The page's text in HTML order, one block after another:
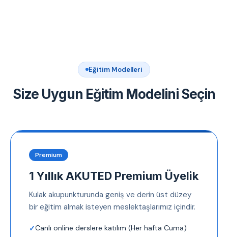
Eğitim Modelleri
Size Uygun Eğitim Modelini Seçin
Premium
1 Yıllık AKUTED Premium Üyelik
Kulak akupunkturunda geniş ve derin üst düzey
bir eğitim almak isteyen meslektaşlarımız içindir.
Canlı online derslere katılım (Her hafta Cuma)